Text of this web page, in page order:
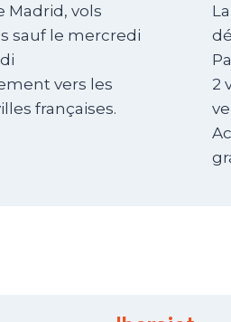
Madrid, vols
sauf le mercredi
vers les
françaises.
2